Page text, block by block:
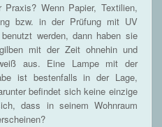
Wenn Papier, Textilien,
bzw. in der Prüfung mit UV
werden, dann haben sie
mit der Zeit ohnehin und
aus. Eine Lampe mit der
ist bestenfalls in der Lage,
befindet sich keine einzige
dass in seinem Wohnraum